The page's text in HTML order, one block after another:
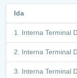
Ida
Interna Terminal
Interna Terminal
Interna Terminal